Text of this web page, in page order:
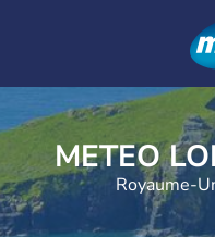
Royaume-